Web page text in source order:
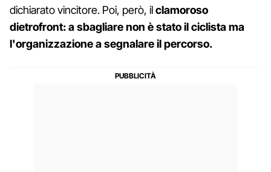
dichiarato vincitore. Poi, però, ilclamoroso
dietrofront: a sbagliare non è stato il ciclista ma
l'organizzazione a segnalare il percorso.